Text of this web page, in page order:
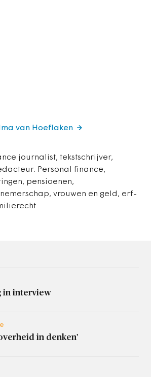
journalist, tekstschrijver,
Personal finance,
pensioenen,
vrouwen en geld, erf-
van Hoeflaken
in interview
in denken'